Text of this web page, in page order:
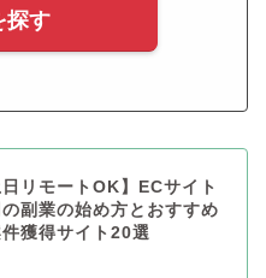
探す
日リモートOK】ECサイト
副業の始め方とおすすめ
獲得サイト20選